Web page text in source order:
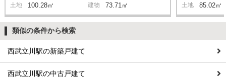
土地 100.28㎡ 建物 73.71㎡ 土地 85.02㎡
類似の条件から検索
西武立川駅の新築戸建て
西武立川駅の中古戸建て